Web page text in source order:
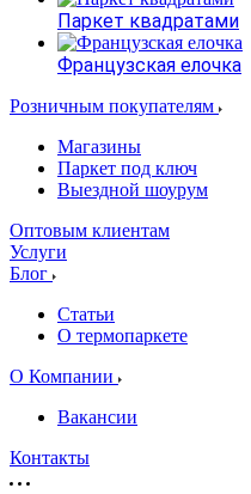
Паркет квадратами
Французская елочка
Розничным покупателям
Магазины
Паркет под ключ
Выездной шоурум
Оптовым клиентам
Услуги
Блог
Статьи
О термопаркете
О Компании
Вакансии
Контакты